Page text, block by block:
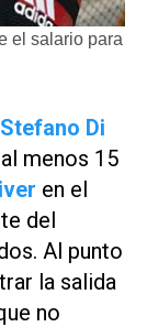
el salario para
Stefano Di
menos 15
en el
del
Al punto
la salida
no